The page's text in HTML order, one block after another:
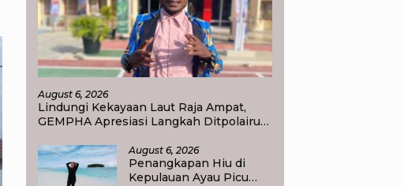
August 6, 2026
Lindungi Kekayaan Laut Raja Ampat,
GEMPHA Apresiasi Langkah Ditpolairud
August 6, 2026
Penangkapan Hiu di
Kepulauan Ayau Picu